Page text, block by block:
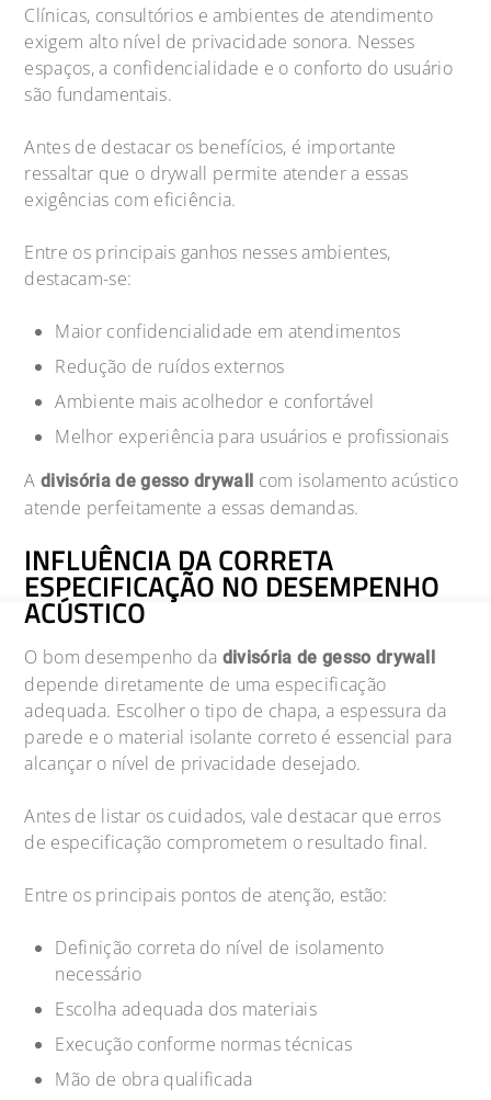
Clínicas, consultórios e ambientes de atendimento
exigem alto nível de privacidade sonora. Nesses
espaços, a confidencialidade e o conforto do usuário
são fundamentais.
Antes de destacar os benefícios, é importante
ressaltar que o drywall permite atender a essas
exigências com eficiência.
Entre os principais ganhos nesses ambientes,
destacam-se:
Maior confidencialidade em atendimentos
Redução de ruídos externos
Ambiente mais acolhedor e confortável
Melhor experiência para usuários e profissionais
Adivisória de gesso drywall com isolamento acústico
atende perfeitamente a essas demandas.
INFLUÊNCIA DA CORRETA
ESPECIFICAÇÃO NO DESEMPENHO
ACÚSTICO
O bom desempenho da divisória de gesso drywall
depende diretamente de uma especificação
adequada. Escolher o tipo de chapa, a espessura da
parede e o material isolante correto é essencial para
alcançar o nível de privacidade desejado.
Antes de listar os cuidados, vale destacar que erros
de especificação comprometem o resultado final.
Entre os principais pontos de atenção, estão:
Definição correta do nível de isolamento
necessário
Escolha adequada dos materiais
Execução conforme normas técnicas
Mão de obra qualificada